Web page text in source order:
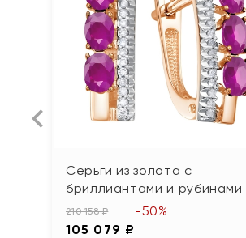
Серьги из золота с
бриллиантами и рубинами
210 158 ₽
105 079 ₽
-50%